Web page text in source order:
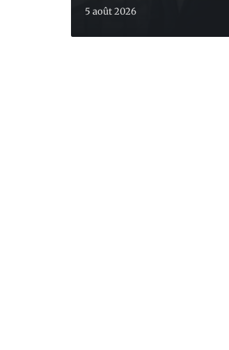
5 août 2026